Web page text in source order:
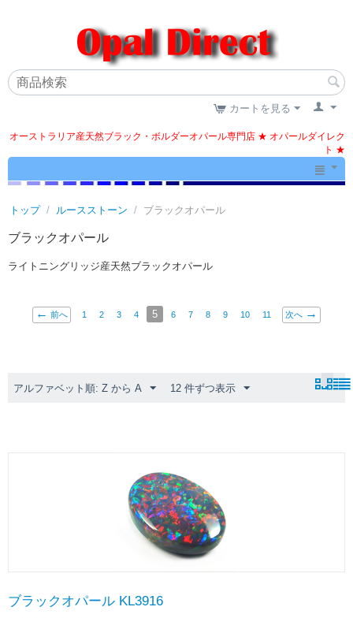
カートを見る
オーストラリア産天然ブラック・ボルダーオパール専門店 ★ オパールダイレク
ト ★
トップ / ルースストーン / ブラックオパール
ブラックオパール
ライトニングリッジ産天然ブラックオパール
前へ 1 2 3 4 5 6 7 8 9 10 11 次へ
アルファベット順: Z から A 12 件ずつ表示
ブラックオパール KL3916